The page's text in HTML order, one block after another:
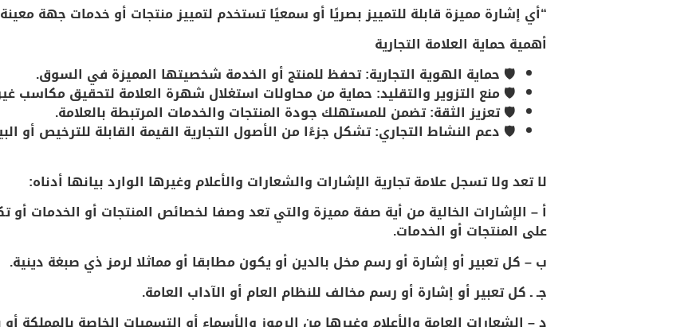
“أي إشارة مميزة قابلة للتمييز بصريًا أو سمعيًا تستخدم لتمييز منتجات أو خدمات جهة معينة
أهمية حماية العلامة التجارية
🛡️ حماية الهوية التجارية: تحفظ للمنتج أو الخدمة شخصيتها المميزة في السوق.
🛡️ منع التزوير والتقليد: حماية من محاولات استغلال شهرة العلامة لتحقيق مكاسب
🛡️تعزيز الثقة: تضمن للمستهلك جودة المنتجات والخدمات المرتبطة بالعلامة.
🛡️ دعم النشاط التجاري: تشكل جزءًا من الأصول التجارية القيمة القابلة للترخيص أو
لا تعد ولا تسجل علامة تجارية الإشارات والشعارات والأعلام وغيرها الوارد بيانها أدناه:
أ – الإشارات الخالية من أية صفة مميزة والتي تعد وصفا لخصائص المنتجات أو الخدمات
على المنتجات أو الخدمات.
ب – كل تعبير أو إشارة أو رسم مخل بالدين أو يكون مطابقا أو مماثلا لرمز ذي صبغة دينية.
جـ ـ كل تعبير أو إشارة أو رسم مخالف للنظام العام أو الآداب العامة.